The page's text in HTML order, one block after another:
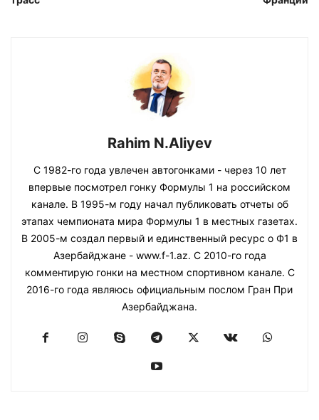
Rahim N.Aliyev
С 1982-го года увлечен автогонками - через 10 лет
впервые посмотрел гонку Формулы 1 на российском
канале. В 1995-м году начал публиковать отчеты об
этапах чемпионата мира Формулы 1 в местных газетах.
В 2005-м создал первый и единственный ресурс о Ф1 в
Азербайджане - www.f-1.az. С 2010-го года
комментирую гонки на местном спортивном канале. С
2016-го года являюсь официальным послом Гран При
Азербайджана.